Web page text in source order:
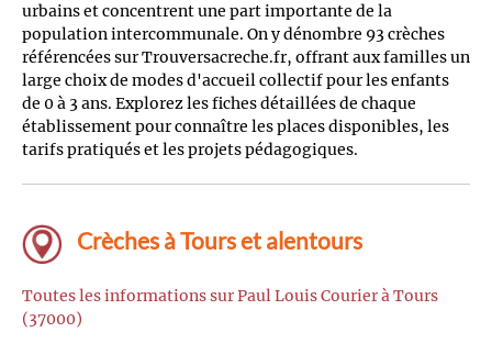
urbains et concentrent une part importante de la
population intercommunale. On y dénombre 93 crèches
référencées sur Trouversacreche.fr, offrant aux familles un
large choix de modes d'accueil collectif pour les enfants
de 0 à 3 ans. Explorez les fiches détaillées de chaque
établissement pour connaître les places disponibles, les
tarifs pratiqués et les projets pédagogiques.
Crèches à Tours et alentours
Toutes les informations sur Paul Louis Courier à Tours
(37000)